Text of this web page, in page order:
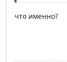
что именно?